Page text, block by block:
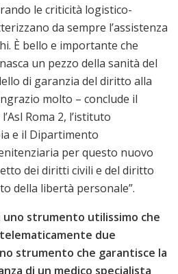
le criticità logistico-
da sempre l’assistenza
È bello e importante che
un pezzo della sanità del
di garanzia del diritto alla
molto – conclude il
Roma 2, l’istituto
e il Dipartimento
per questo nuovo
dei diritti civili e del diritto
della libertà personale”.
uno strumento utilissimo che
due
strumento che garantisce la
di un medico specialista